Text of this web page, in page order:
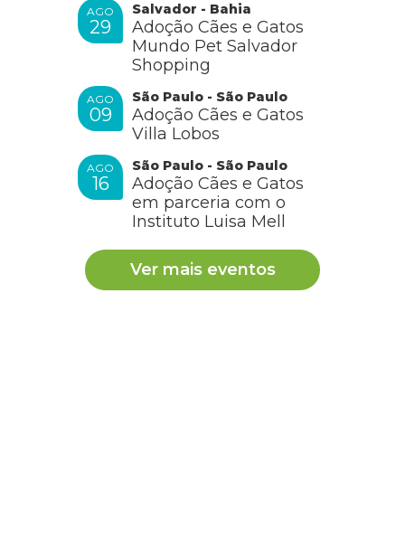
AGO
29
Salvador - Bahia
Adoção Cães e Gatos
Mundo Pet Salvador
Shopping
AGO
09
São Paulo - São Paulo
Adoção Cães e Gatos
Villa Lobos
AGO
16
São Paulo - São Paulo
Adoção Cães e Gatos
em parceria com o
Instituto Luisa Mell
Ver mais eventos